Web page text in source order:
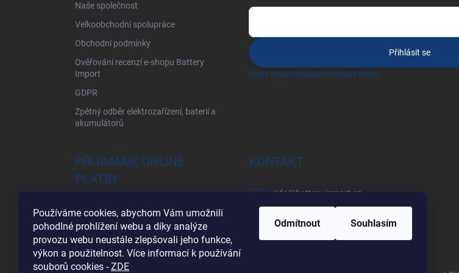
Používáme cookies, abychom Vám umožnili
pohodlné prohlížení webu a díky analýze
provozu webu neustále zlepšovali jeho funkce,
výkon a použitelnost. Více informací k používání
souborů cookies -ZDE
Odmítnout Souhlasím
Naše společnost
Velkoobchodní spolupráce
Obchodní podmínky
Ověřování recenzí e-shopu Battery
Import
GDPR
Zpětný odběr elektrozařízení, baterií a
akumulátorů
Přihlásit se
Nová registraceZapomenuté heslo
PŘIJÍMÁME ONLINE
PLATBY
KONTAKT
info @battery-import.cz
+420 774 969 705